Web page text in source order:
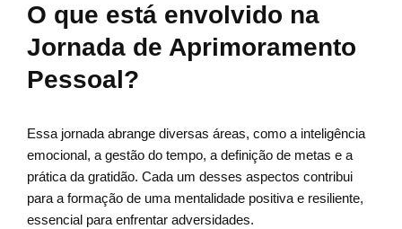
O que está envolvido na
Jornada de Aprimoramento
Pessoal?
Essa jornada abrange diversas áreas, como a inteligência
emocional, a gestão do tempo, a definição de metas e a
prática da gratidão. Cada um desses aspectos contribui
para a formação de uma mentalidade positiva e resiliente,
essencial para enfrentar adversidades.